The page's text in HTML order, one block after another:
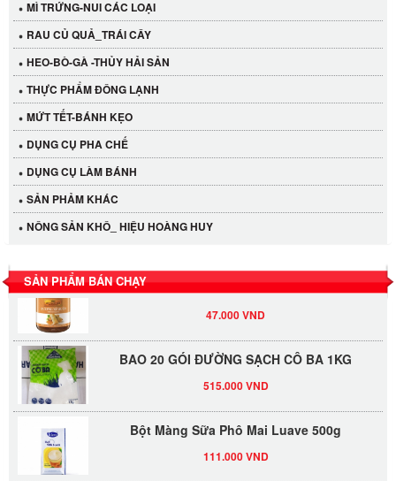
MÌ TRỨNG-NUI CÁC LOẠI
RAU CỦ QUẢ_TRÁI CÂY
HEO-BÒ-GÀ -THỦY HẢI SẢN
THỰC PHẨM ĐÔNG LẠNH
MỨT TẾT-BÁNH KẸO
DỤNG CỤ PHA CHẾ
DỤNG CỤ LÀM BÁNH
SẢN PHẢM KHÁC
NÔNG SẢN KHÔ_ HIỆU HOÀNG HUY
SẢN PHẨM BÁN CHẠY
LỐC 12 HỦ Tương xí muội LKK 260g
530.000 VND
Tương xí muội LKK 260g
BAO 20 GÓI ĐƯỜNG SẠCH CÔ BA 1KG